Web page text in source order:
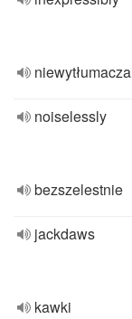
noiselessly
bezszelestnie
jackdaws
kawki